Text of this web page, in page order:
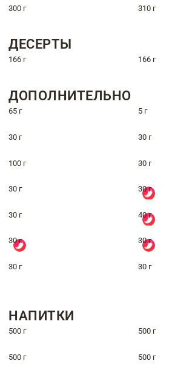
300 г 310 г
ДЕСЕРТЫ
166 г 166 г
ДОПОЛНИТЕЛЬНО
65 г 5 г
30 г 30 г
100 г 30 г
30 г 30 г
30 г 40 г
30 г 30 г
30 г 30 г
НАПИТКИ
500 г 500 г
500 г 500 г